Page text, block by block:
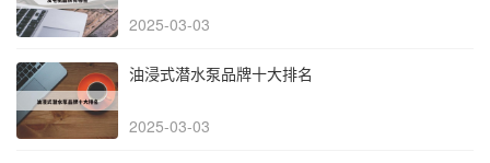
2025-03-03
油浸式潜水泵品牌十大排名
2025-03-03